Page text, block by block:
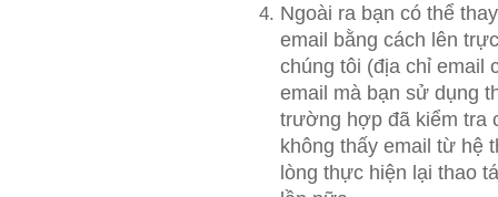
Ngoài ra bạn có thể
email bằng cách lên
chúng tôi (địa chỉ email
email mà bạn sử dụng
trường hợp đã kiểm tra
không thấy email từ hệ
lòng thực hiện lại thao